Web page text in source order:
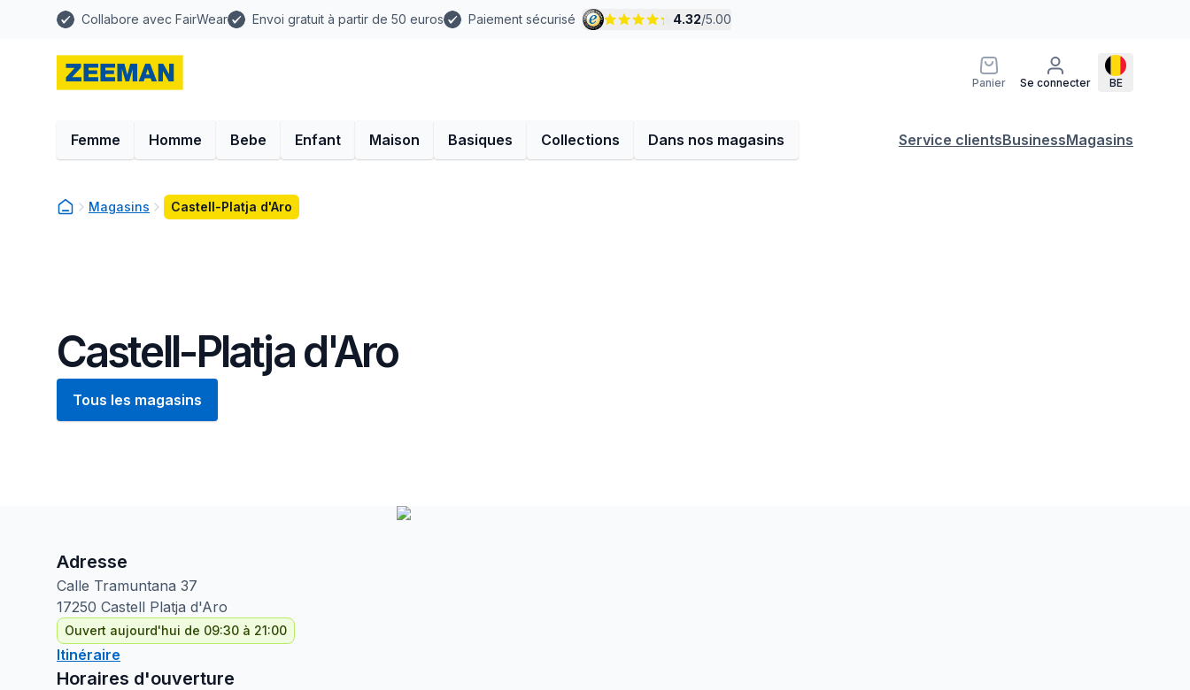
Collabore avec FairWear Envoi gratuit à partir de 50 euros Paiement sécurisé 4.32/5.00
Panier Se connecter BE
Femme Homme Bebe Enfant Maison Basiques Collections Dans nos magasins Service clientsBusinessMagasins
Magasins Castell-Platja d'Aro
Castell-Platja d'Aro
Tous les magasins
Adresse
Calle Tramuntana 37
17250 Castell Platja d'Aro
Ouvert aujourd'hui de 09:30 à 21:00
Itinéraire
Horaires d'ouverture